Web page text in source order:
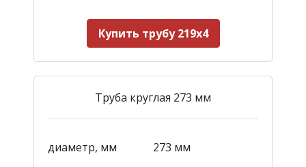
Купить трубу 219х4
Труба круглая 273 мм
диаметр, мм
273 мм